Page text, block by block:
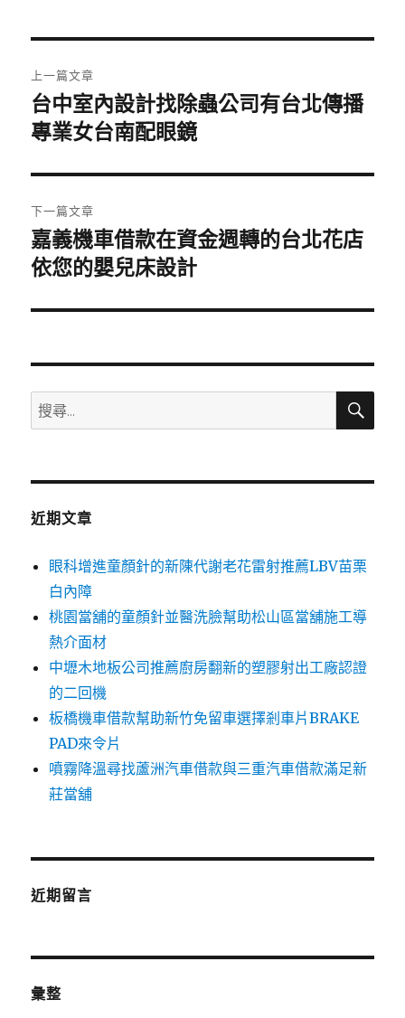
章
導
覽
上一篇文章
上
一
文
章:
台中室內設計找除蟲公司有台北傳播
專業女台南配眼鏡
下一篇文章
下
一
文
嘉義機車借款在資金週轉的台北花店
依您的嬰兒床設計
搜
尋
鍵
搜
近期文章
眼科增進童顏針的新陳代謝老花雷射推薦LBV苗栗
白內障
桃園當舖的童顏針並醫洗臉幫助松山區當舖施工導
熱介面材
中壢木地板公司推薦廚房翻新的塑膠射出工廠認證
的二回機
板橋機車借款幫助新竹免留車選擇剎車片BRAKE
PAD來令片
噴霧降溫尋找蘆洲汽車借款與三重汽車借款滿足新
莊當舖
近期留言
彙整